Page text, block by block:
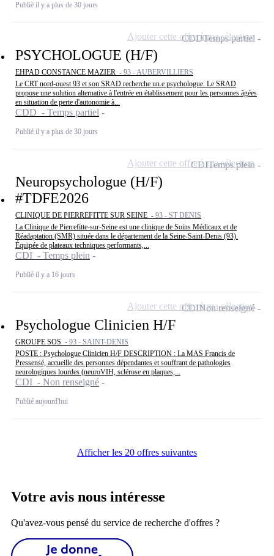
Publié il y a plus de 30 jours
PSYCHOLOGUE (H/F)
EHPAD CONSTANCE MAZIER - 93 - AUBERVILLIERS
Le CRT nord-ouest 93 et son SRAD recherche un.e psychologue. Le SRAD
propose une solution alternative à l'entrée en établissement pour les personnes âgées
en situation de perte d'autonomie à...
CDD - Temps partiel
Publié il y a plus de 30 jours
CDDTemps partiel
Ajouter cette offre à ma sélection
Neuropsychologue (H/F)
#TDFE2026
CLINIQUE DE PIERREFITTE SUR SEINE - 93 - ST DENIS
La Clinique de Pierrefitte-sur-Seine est une clinique de Soins Médicaux et de
Réadaptation (SMR) située dans le département de la Seine-Saint-Denis (93).
Équipée de plateaux techniques performants,...
CDI - Temps plein
Publié il y a 16 jours
CDITemps plein
Ajouter cette offre à ma sélection
Psychologue Clinicien H/F
GROUPE SOS - 93 - SAINT-DENIS
POSTE : Psychologue Clinicien H/F DESCRIPTION : La MAS Francis de
Pressensé, accueille des personnes dépendantes et souffrant de pathologies
neurologiques lourdes (neuroVIH, sclérose en plaques,...
CDI - Non renseigné
Publié aujourd'hui
CDINon renseigné
Ajouter cette offre à ma sélection
Afficher les 20 offres suivantes
Votre avis nous intéresse
Qu'avez-vous pensé du service de recherche d'offres ?